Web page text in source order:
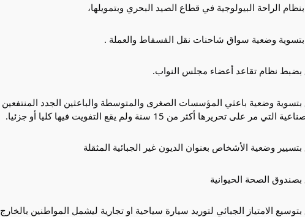
عدد 115 المتعلٌق بتسوية وضعية باعثي المؤسسات الصغرى والمتوسطة والباعثين الجدد المنتفعين
أكثر من 15 سنة ولم يقع التفويت فيها كليا أو جزئيا.
عدد 123 المتعلٌق بتوسيع الامتياز الجبائي لتوريد سيارة سياحية او تجارية ليشمل المواطنين بالخارج